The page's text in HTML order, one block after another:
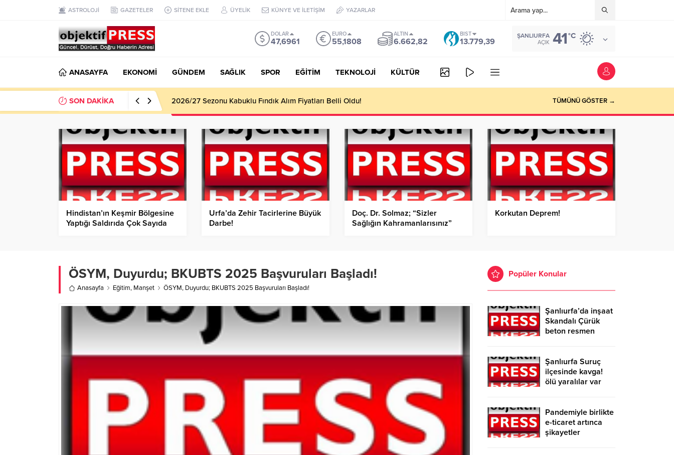
ASTROLOJİ GAZETELER SİTENE EKLE ÜYELİK KÜNYE VE İLETİŞİM YAZARLAR
DOLAR
47,6961
EURO
55,1808
ALTIN
6.662,82
BIST
13.779,39
ŞANLIURFA
AÇIK 41°C
ANASAYFA EKONOMİ GÜNDEM SAĞLIK SPOR EĞİTİM TEKNOLOJİ KÜLTÜR
SON DAKİKA 2026/27 Sezonu Kabuklu Fındık Alım Fiyatları Belli Oldu! TÜMÜNÜ GÖSTER →
Hindistan’ın Keşmir Bölgesine
Yaptığı Saldırıda Çok Sayıda
Urfa’da Zehir Tacirlerine Büyük
Darbe!
Doç. Dr. Solmaz; “Sizler
Sağlığın Kahramanlarısınız”
Korkutan Deprem!
ÖSYM, Duyurdu; BKUBTS 2025 Başvuruları Başladı!
Anasayfa Eğitim, Manşet ÖSYM, Duyurdu; BKUBTS 2025 Başvuruları Başladı!
Popüler Konular
Şanlıurfa’da inşaat
Skandalı Çürük
beton resmen
Şanlıurfa Suruç
ilçesinde kavga!
ölü yaralılar var
Pandemiyle birlikte
e-ticaret artınca
şikayetler